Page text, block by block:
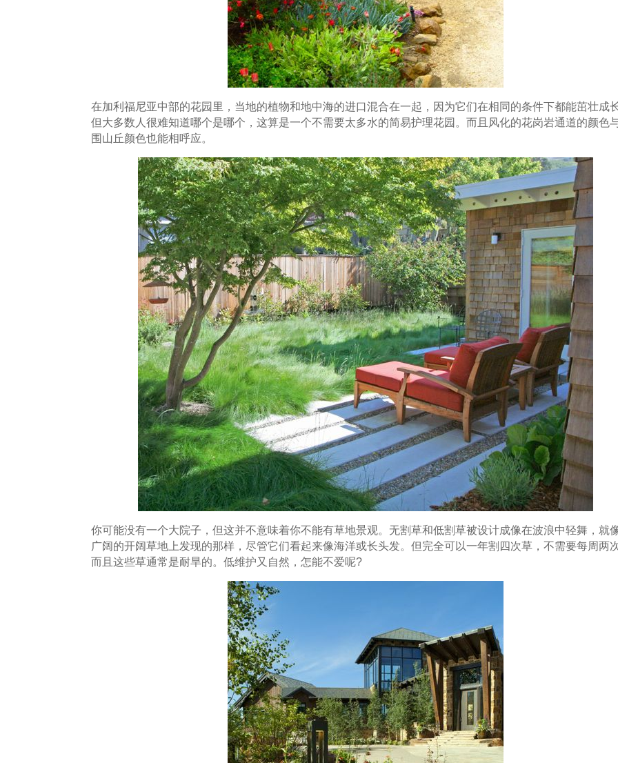
在加利福尼亚中部的花园里，当地的植物和地中海的进口混合在一起，因为它们在相同的条件下都能茁壮成
但大多数人很难知道哪个是哪个，这算是一个不需要太多水的简易护理花园。而且风化的花岗岩通道的颜色
围山丘颜色也能相呼应。
你可能没有一个大院子，但这并不意味着你不能有草地景观。无割草和低割草被设计成像在波浪中轻舞，就
广阔的开阔草地上发现的那样，尽管它们看起来像海洋或长头发。但完全可以一年割四次草，不需要每周两
而且这些草通常是耐旱的。低维护又自然，怎能不爱呢?